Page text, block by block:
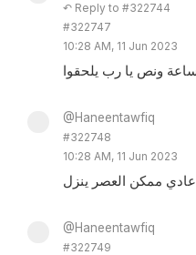
↶ Reply to #322744
#322747
10:28 AM, 11 Jun 2023
ونص يا رب يلحقوا
@Haneentawfiq
#322748
10:28 AM, 11 Jun 2023
عادي ممكن العصر ينزل
@Haneentawfiq
#322749